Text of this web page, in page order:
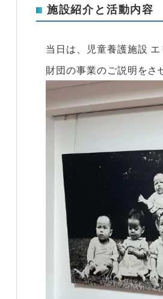
施設紹介と活動内容
当日は、児童養護施設
財団の事業のご説明をさ